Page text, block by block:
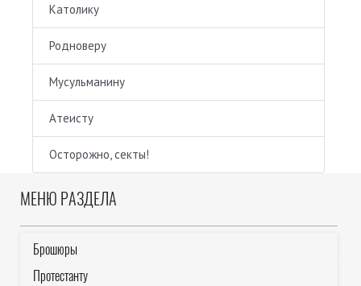
Католику
Родноверу
Мусульманину
Атеисту
Осторожно, секты!
МЕНЮ РАЗДЕЛА
Брошюры
Протестанту